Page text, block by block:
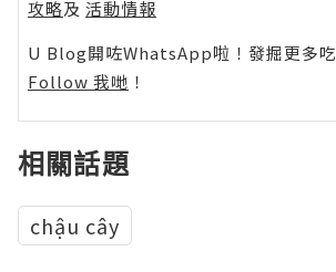
攻略及 活動情報
U Blog開咗WhatsApp啦！發掘更多吃
Follow 我哋 ！
相關話題
chậu cây